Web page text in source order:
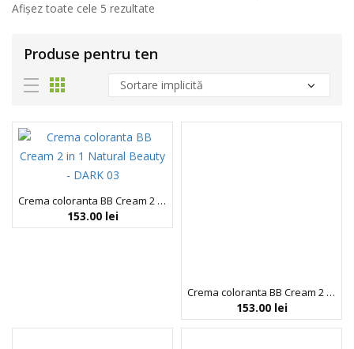
Afișez toate cele 5 rezultate
Produse pentru ten
Crema coloranta BB Cream 2 in 1 Natural Beauty – DARK 03, SPF 15, Blondesister, 30 ml
153.00 lei
Crema coloranta BB Cream 2 in 1 Natural Beauty – FAIR 00, SPF 15, Blondesister, 30 ml
153.00 lei